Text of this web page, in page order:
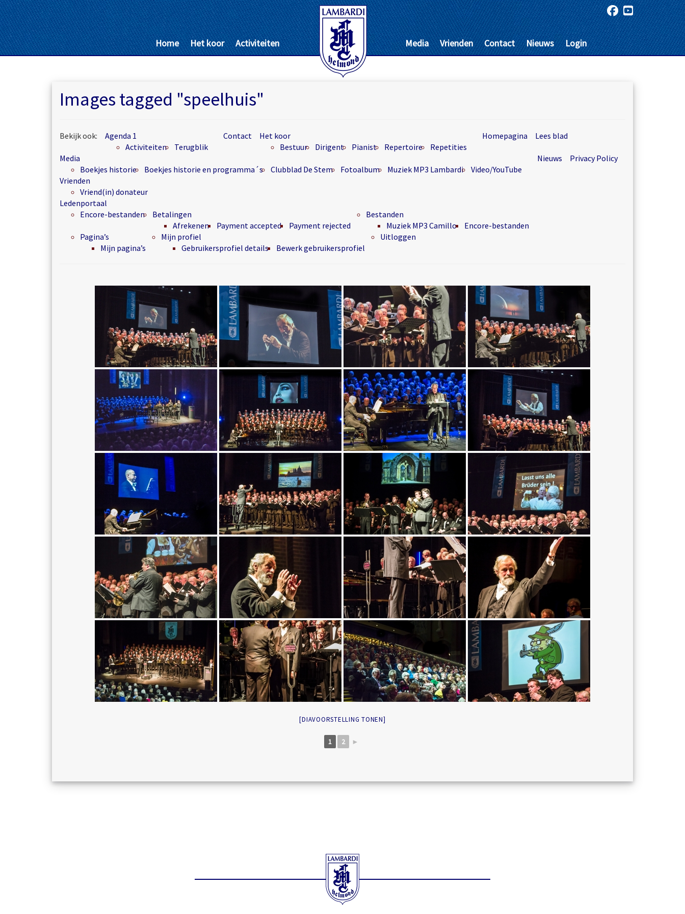
Home Het koor Activiteiten Media Vrienden Contact Nieuws Login
Images tagged "speelhuis"
Bekijk ook:
Agenda 1
Activiteiten
Terugblik
Contact
Het koor
Bestuur
Dirigent Pianist Repertoire Repetities
Homepagina Lees blad
Media
Boekjes historie
Boekjes historie en programma´s Clubblad De Stem Fotoalbum Muziek MP3 Lambardi Video/YouTube
Nieuws Privacy Policy
Vrienden
Vriend(in) donateur
Ledenportaal
Encore-bestanden
Betalingen
Afrekenen
Payment accepted Payment rejected
Bestanden
Muziek MP3 Camillo
Encore-bestanden
Pagina’s
Mijn pagina’s
Mijn profiel
Gebruikersprofiel details
Bewerk gebruikersprofiel
Uitloggen
[DIAVOORSTELLING TONEN]
1 2 ►